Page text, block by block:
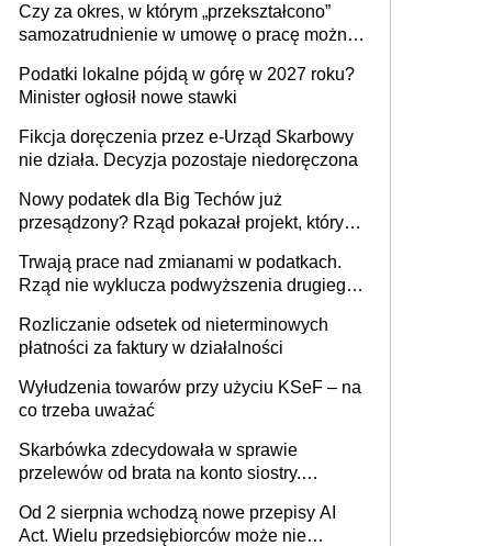
budynków i lokali związanych z
prowadzeniem działalności gospodarczej
Czy za okres, w którym „przekształcono”
samozatrudnienie w umowę o pracę można
umowy cywilnoprawnej jedynym
racjonalnym wyjściem
Podatki lokalne pójdą w górę w 2027 roku?
Minister ogłosił nowe stawki
Fikcja doręczenia przez e-Urząd Skarbowy
nie działa. Decyzja pozostaje niedoręczona
Nowy podatek dla Big Techów już
przesądzony? Rząd pokazał projekt, który
Trwają prace nad zmianami w podatkach.
Rząd nie wyklucza podwyższenia drugiego
Rozliczanie odsetek od nieterminowych
płatności za faktury w działalności
Wyłudzenia towarów przy użyciu KSeF – na
co trzeba uważać
Skarbówka zdecydowała w sprawie
przelewów od brata na konto siostry.
darowizna, ale podatku jednak nie będzie
Od 2 sierpnia wchodzą nowe przepisy AI
Act. Wielu przedsiębiorców może nie